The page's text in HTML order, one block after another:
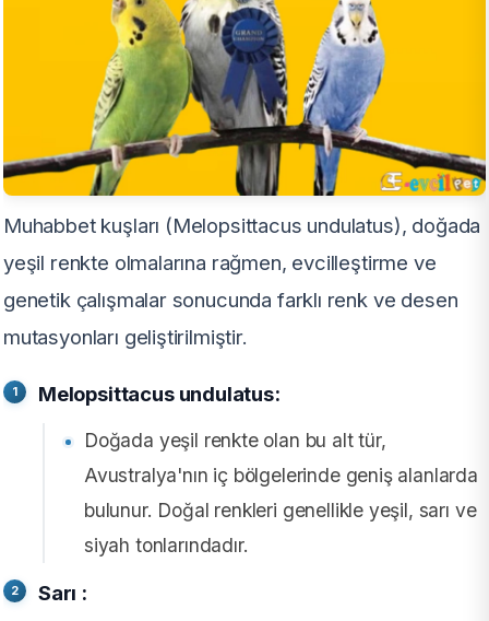
Muhabbet kuşları (Melopsittacus undulatus), doğada
yeşil renkte olmalarına rağmen, evcilleştirme ve
genetik çalışmalar sonucunda farklı renk ve desen
mutasyonları geliştirilmiştir.
Melopsittacus undulatus:
Doğada yeşil renkte olan bu alt tür,
Avustralya'nın iç bölgelerinde geniş alanlarda
bulunur. Doğal renkleri genellikle yeşil, sarı ve
siyah tonlarındadır.
Sarı :